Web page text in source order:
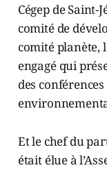
Cégep de
comité de
comité planète,
engagé qui
des
Et le chef du
était élue à